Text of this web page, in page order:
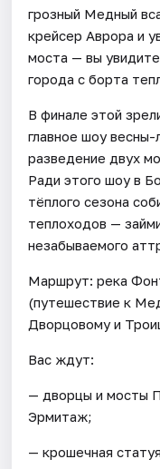
грозный Медный
крейсер Аврора и
моста — вы
города с борта
В финале этой
главное шоу
разведение двух
Ради этого шоу в
тёплого сезона
теплоходов —
незабываемого
Маршрут: река
(путешествие к
Дворцовому и
Вас ждут:
— дворцы и мосты
Эрмитаж;
— крошечная